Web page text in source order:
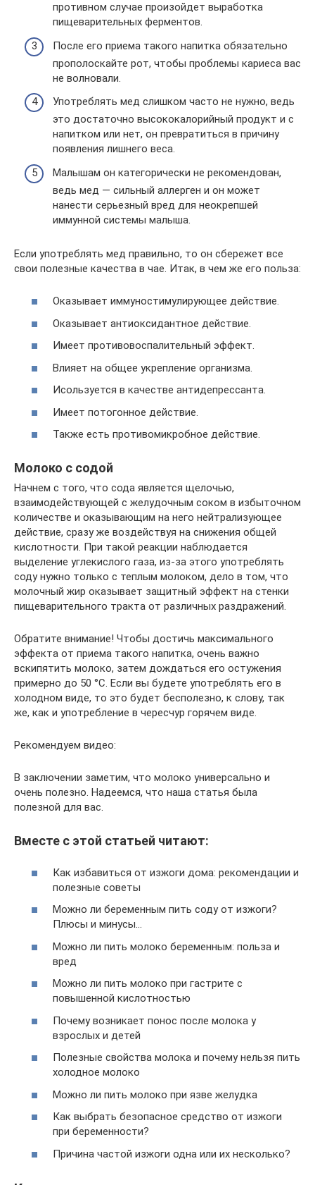
противном случае произойдет выработка
пищеварительных ферментов.
После его приема такого напитка обязательно
прополоскайте рот, чтобы проблемы кариеса вас
не волновали.
Употреблять мед слишком часто не нужно, ведь
это достаточно высококалорийный продукт и с
напитком или нет, он превратиться в причину
появления лишнего веса.
Малышам он категорически не рекомендован,
ведь мед — сильный аллерген и он может
нанести серьезный вред для неокрепшей
иммунной системы малыша.
Если употреблять мед правильно, то он сбережет все
свои полезные качества в чае. Итак, в чем же его польза:
Оказывает иммуностимулирующее действие.
Оказывает антиоксидантное действие.
Имеет противовоспалительный эффект.
Влияет на общее укрепление организма.
Исользуется в качестве антидепрессанта.
Имеет потогонное действие.
Также есть противомикробное действие.
Молоко с содой
Начнем с того, что сода является щелочью,
взаимодействующей с желудочным соком в избыточном
количестве и оказывающим на него нейтрализующее
действие, сразу же воздействуя на снижения общей
кислотности. При такой реакции наблюдается
выделение углекислого газа, из-за этого употреблять
соду нужно только с теплым молоком, дело в том, что
молочный жир оказывает защитный эффект на стенки
пищеварительного тракта от различных раздражений.
Обратите внимание! Чтобы достичь максимального
эффекта от приема такого напитка, очень важно
вскипятить молоко, затем дождаться его остужения
примерно до 50 °С. Если вы будете употреблять его в
холодном виде, то это будет бесполезно, к слову, так
же, как и употребление в чересчур горячем виде.
Рекомендуем видео:
В заключении заметим, что молоко универсально и
очень полезно. Надеемся, что наша статья была
полезной для вас.
Вместе с этой статьей читают:
Как избавиться от изжоги дома: рекомендации и
полезные советы
Можно ли беременным пить соду от изжоги?
Плюсы и минусы…
Можно ли пить молоко беременным: польза и
вред
Можно ли пить молоко при гастрите с
повышенной кислотностью
Почему возникает понос после молока у
взрослых и детей
Полезные свойства молока и почему нельзя пить
холодное молоко
Можно ли пить молоко при язве желудка
Как выбрать безопасное средство от изжоги
при беременности?
Причина частой изжоги одна или их несколько?